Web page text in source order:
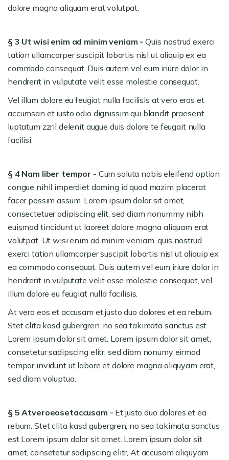
dolore magna aliquam erat volutpat.
§ 3 Ut wisi enim ad minim veniam - Quis nostrud exerci
tation ullamcorper suscipit lobortis nisl ut aliquip ex ea
commodo consequat. Duis autem vel eum iriure dolor in
hendrerit in vulputate velit esse molestie consequat.
Vel illum dolore eu feugiat nulla facilisis at vero eros et
accumsan et iusto odio dignissim qui blandit praesent
luptatum zzril delenit augue duis dolore te feugait nulla
facilisi.
§ 4 Nam liber tempor - Cum soluta nobis eleifend option
congue nihil imperdiet doming id quod mazim placerat
facer possim assum. Lorem ipsum dolor sit amet,
consectetuer adipiscing elit, sed diam nonummy nibh
euismod tincidunt ut laoreet dolore magna aliquam erat
volutpat. Ut wisi enim ad minim veniam, quis nostrud
exerci tation ullamcorper suscipit lobortis nisl ut aliquip ex
ea commodo consequat. Duis autem vel eum iriure dolor in
hendrerit in vulputate velit esse molestie consequat, vel
illum dolore eu feugiat nulla facilisis.
At vero eos et accusam et justo duo dolores et ea rebum.
Stet clita kasd gubergren, no sea takimata sanctus est
Lorem ipsum dolor sit amet. Lorem ipsum dolor sit amet,
consetetur sadipscing elitr, sed diam nonumy eirmod
tempor invidunt ut labore et dolore magna aliquyam erat,
sed diam voluptua.
§ 5 Atveroeosetaccusam - Et justo duo dolores et ea
rebum. Stet clita kasd gubergren, no sea takimata sanctus
est Lorem ipsum dolor sit amet. Lorem ipsum dolor sit
amet, consetetur sadipscing elitr, At accusam aliquyam